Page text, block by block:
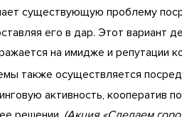
существующую проблему
его в дар. Этот вариант
на имидже и репутации
также осуществляется
активность, кооператив